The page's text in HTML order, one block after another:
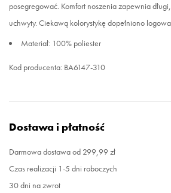
posegregować. Komfort noszenia zapewnia
uchwyty. Ciekawą kolorystykę dopełniono
Materiał: 100% poliester
Kod producenta: BA6147-310
Dostawa i płatność
Darmowa dostawa od 299,99 zł
Czas realizacji 1-5 dni roboczych
30 dni na zwrot